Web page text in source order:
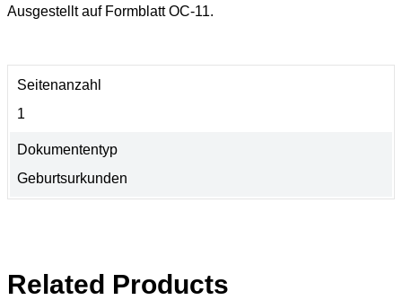
Ausgestellt auf Formblatt OC-11.
Seitenanzahl
1
Dokumententyp
Geburtsurkunden
Related Products